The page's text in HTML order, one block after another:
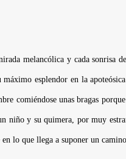
melancólica y cada sonrisa
máximo esplendor en la
comiéndose unas bragas
niño y su quimera, por muy
lo que llega a suponer un